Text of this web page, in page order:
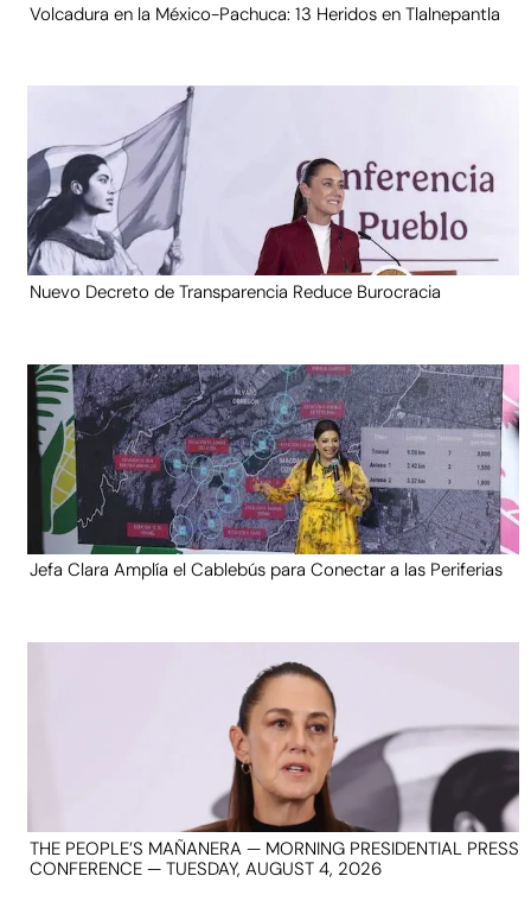
Volcadura en la México-Pachuca: 13 Heridos en Tlalnepantla
Nuevo Decreto de Transparencia Reduce Burocracia
Jefa Clara Amplía el Cablebús para Conectar a las Periferias
THE PEOPLE’S MAÑANERA — MORNING PRESIDENTIAL PRESS
CONFERENCE — TUESDAY, AUGUST 4, 2026